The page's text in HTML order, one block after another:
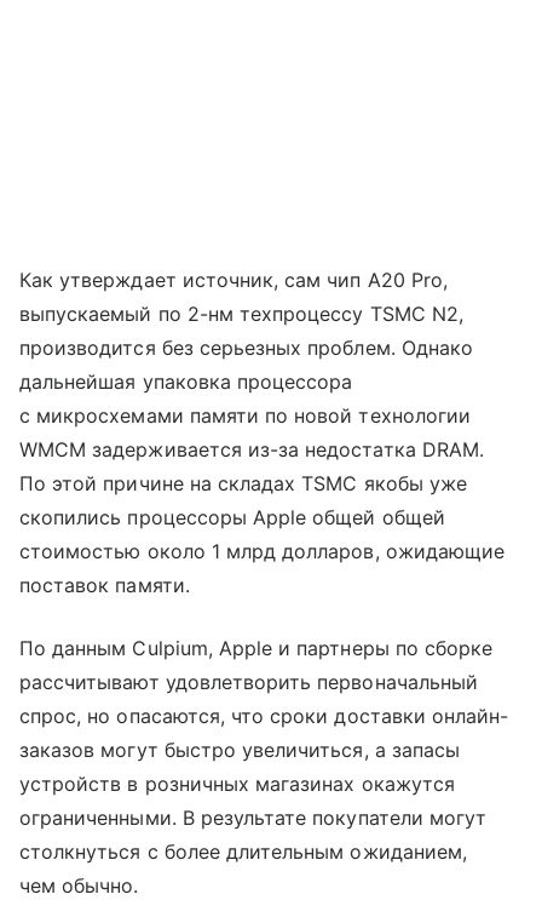
Как утверждает источник, сам чип A20 Pro,
выпускаемый по 2-нм техпроцессу TSMC N2,
производится без серьезных проблем. Однако
дальнейшая упаковка процессора
с микросхемами памяти по новой технологии
WMCM задерживается из-за недостатка DRAM.
По этой причине на складах TSMC якобы уже
скопились процессоры Apple общей общей
стоимостью около 1 млрд долларов, ожидающие
поставок памяти.
По данным Culpium, Apple и партнеры по сборке
рассчитывают удовлетворить первоначальный
спрос, но опасаются, что сроки доставки онлайн-
заказов могут быстро увеличиться, а запасы
устройств в розничных магазинах окажутся
ограниченными. В результате покупатели могут
столкнуться с более длительным ожиданием,
чем обычно.